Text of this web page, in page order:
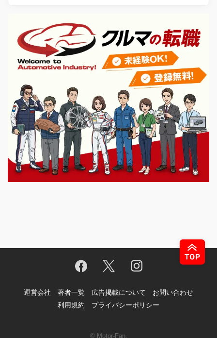
運営会社 著者一覧 広告掲載について
お問い合わせ
利用規約
プライバシーポリシー
© Motor-Fan.